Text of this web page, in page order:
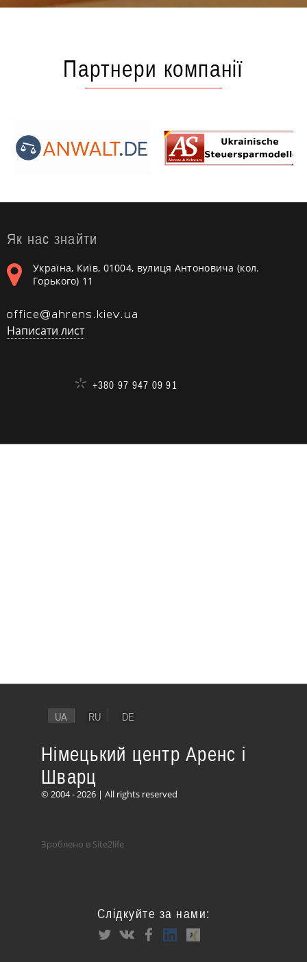
Партнери компанії
Як нас знайти
Україна, Київ, 01004, вулиця Антоновича (кол.
Горького) 11
Написати лист
+380 97 947 09 91
UA RU DE
Німецький центр Аренс і
Шварц
© 2004 - 2026 | All rights reserved
Зроблено в Site2life
Слідкуйте за нами: